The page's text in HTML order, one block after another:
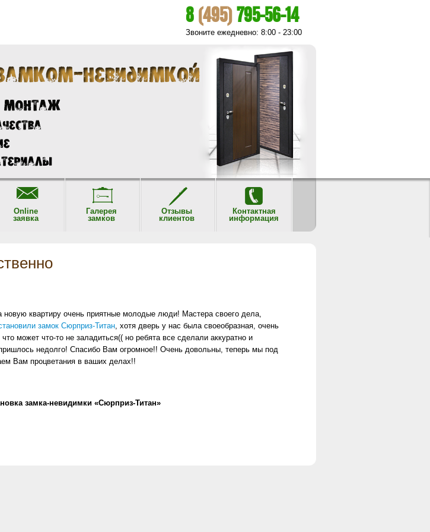
8 (495)795-56-14
Звоните ежедневно: 8:00 - 23:00
Online
заявка
Галерея
замков
Отзывы
клиентов
Контактная
информация
новую квартиру очень приятные молодые люди! Мастера своего дела,
замок Сюрприз-Титан, хотя дверь у нас была своеобразная, очень
может что-то не заладиться(( но ребята все сделали аккуратно и
недолго! Спасибо Вам огромное!! Очень довольны, теперь мы под
Вам процветания в ваших делах!!
замка-невидимки «Сюрприз-Титан»